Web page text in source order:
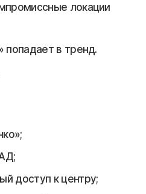
локации
попадает в тренд.
доступ к центру;